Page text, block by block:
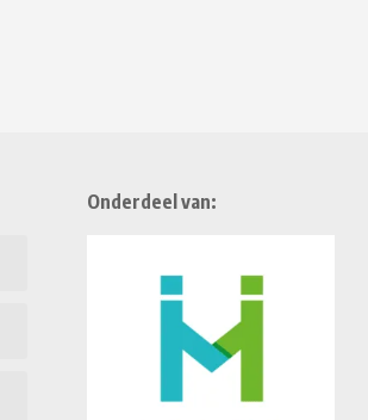
Onderdeel van: